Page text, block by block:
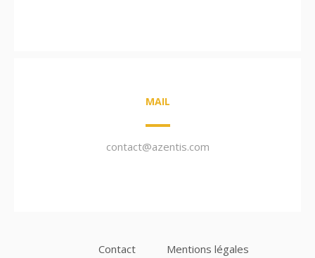
MAIL
contact@azentis.com
Contact Mentions légales